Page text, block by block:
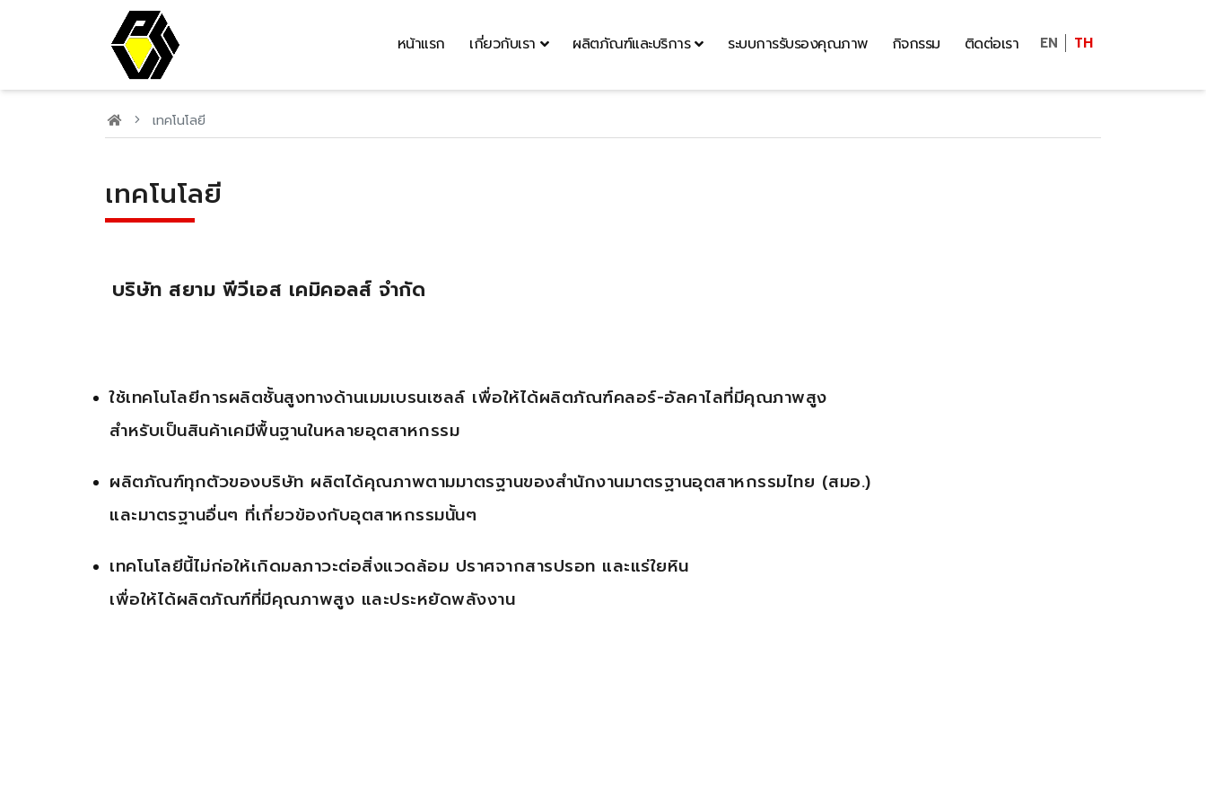
หน้าแรก เกี่ยวกับเรา ผลิตภัณฑ์และบริการ ระบบการรับรองคุณภาพ กิจกรรม ติดต่อเรา EN TH
เทคโนโลยี
เทคโนโลยี
บริษัท สยาม พีวีเอส เคมิคอลส์ จำกัด
ใช้เทคโนโลยีการผลิตชั้นสูงทางด้านเมมเบรนเซลล์ เพื่อให้ได้ผลิตภัณฑ์คลอร์-อัลคาไลที่มีคุณภาพสูง
สำหรับเป็นสินค้าเคมีพื้นฐานในหลายอุตสาหกรรม
ผลิตภัณฑ์ทุกตัวของบริษัท ผลิตได้คุณภาพตามมาตรฐานของสำนักงานมาตรฐานอุตสาหกรรมไทย (สมอ.)
และมาตรฐานอื่นๆ ที่เกี่ยวข้องกับอุตสาหกรรมนั้นๆ
เทคโนโลยีนี้ไม่ก่อให้เกิดมลภาวะต่อสิ่งแวดล้อม ปราศจากสารปรอท และแร่ใยหิน
เพื่อให้ได้ผลิตภัณฑ์ที่มีคุณภาพสูง และประหยัดพลังงาน